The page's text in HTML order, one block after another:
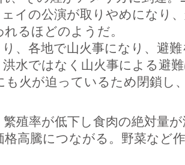
イの公演が取りやめになり
るほどのようだ。
、各地で山火事になり、避難
水ではなく山火事による避
火が迫っているため閉鎖し
殖率が低下し食肉の絶対量が
高騰につながる。野菜など